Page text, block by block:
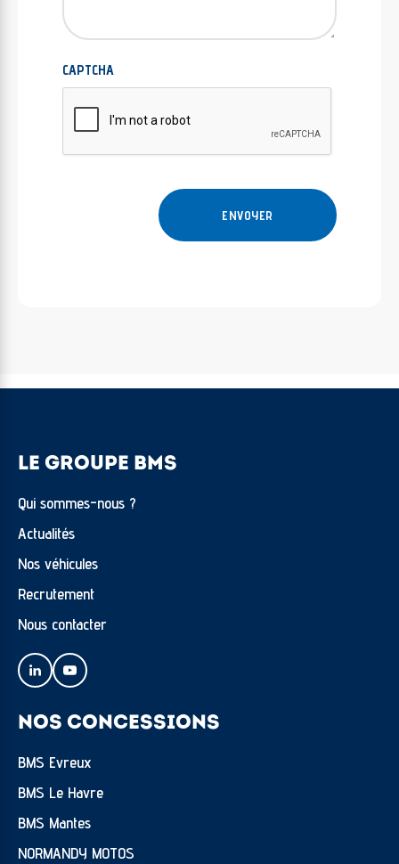
CAPTCHA
LE GROUPE BMS
Qui sommes-nous ?
Actualités
Nos véhicules
Recrutement
Nous contacter
NOS CONCESSIONS
BMS Evreux
BMS Le Havre
BMS Mantes
NORMANDY MOTOS